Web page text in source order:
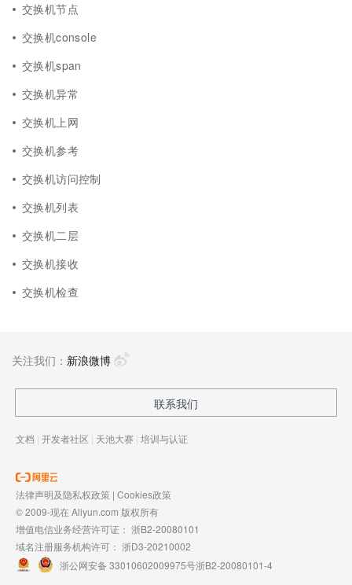
交换机节点
交换机console
交换机span
交换机异常
交换机上网
交换机参考
交换机访问控制
交换机列表
交换机二层
交换机接收
交换机检查
关注我们： 新浪微博
联系我们
文档 | 开发者社区 | 天池大赛 | 培训与认证
法律声明及隐私权政策 | Cookies政策
© 2009-现在 Aliyun.com 版权所有
增值电信业务经营许可证： 浙B2-20080101
域名注册服务机构许可： 浙D3-20210002
浙公网安备 33010602009975号浙B2-20080101-4